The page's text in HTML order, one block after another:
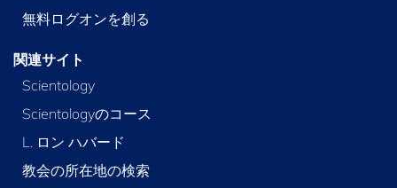
無料ログオンを創る
関連サイト
Scientology
Scientologyのコース
L. ロン ハバード
教会の所在地の検索